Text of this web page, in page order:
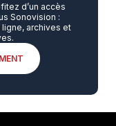
d’un accès
Sonovision :
archives et